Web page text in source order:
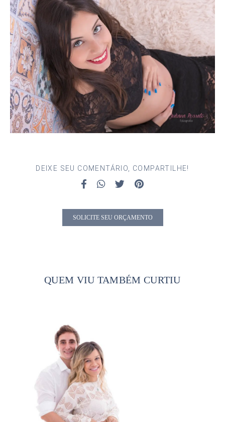
DEIXE SEU COMENTÁRIO, COMPARTILHE!
SOLICITE SEU ORÇAMENTO
QUEM VIU TAMBÉM CURTIU